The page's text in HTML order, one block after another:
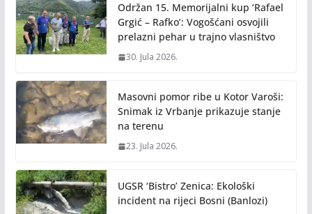
Održan 15. Memorijalni kup ‘Rafael
Grgić – Rafko’: Vogošćani osvojili
prelazni pehar u trajno vlasništvo
30. Jula 2026.
Masovni pomor ribe u Kotor Varoši:
Snimak iz Vrbanje prikazuje stanje
na terenu
23. Jula 2026.
UGSR ‘Bistro’ Zenica: Ekološki
incident na rijeci Bosni (Banlozi)